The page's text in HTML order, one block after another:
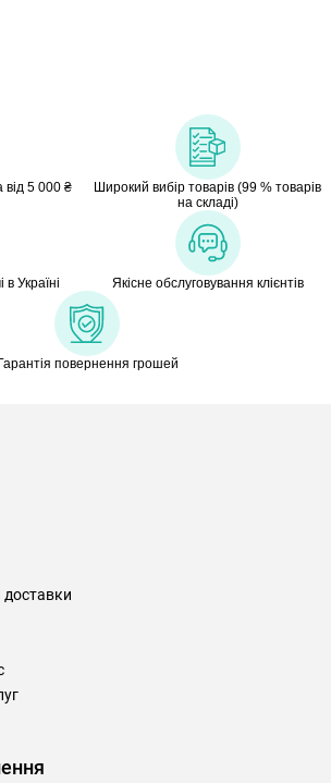
від 5 000 ₴
Широкий вибір товарів (99 % товарів
на складі)
в Україні Якісне обслуговування клієнтів
Гарантія повернення грошей
доставки